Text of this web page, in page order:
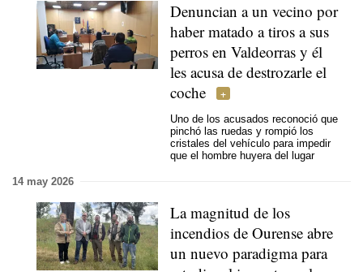
Denuncian a un vecino por
haber matado a tiros a sus
perros en Valdeorras y él
les acusa de destrozarle el
coche
Uno de los acusados reconoció que
pinchó las ruedas y rompió los
cristales del vehículo para impedir
que el hombre huyera del lugar
14 may 2026
La magnitud de los
incendios de Ourense abre
un nuevo paradigma para